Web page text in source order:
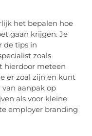
het bepalen hoe
gaan krijgen. Je
de tips in
zoals
hierdoor meteen
er zoal zijn en kunt
van aanpak op
als voor kleine
employer branding